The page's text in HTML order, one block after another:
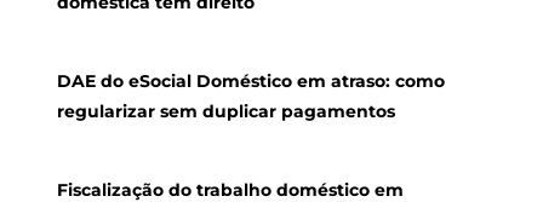
DAE do eSocial Doméstico em atraso: como
regularizar sem duplicar pagamentos
Fiscalização do trabalho doméstico em